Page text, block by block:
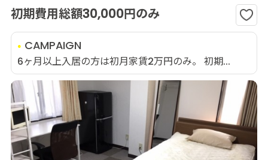
初期費用総額30,000円のみ
CAMPAIGN
6ヶ月以上入居の方は初月家賃2万円のみ。 初期...